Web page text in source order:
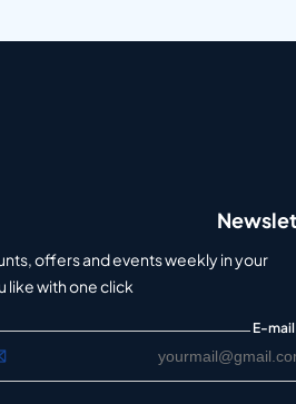
offers and events weekly in your
with one click.
E-mail